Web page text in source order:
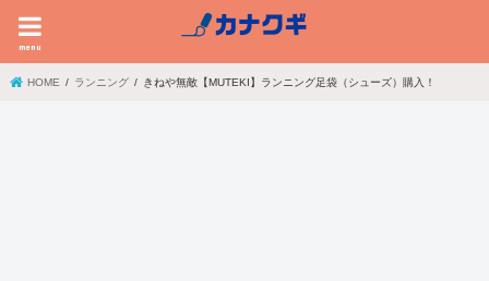
menu
HOME ランニング きねや無敵【MUTEKI】ランニング足袋（シューズ）購入！